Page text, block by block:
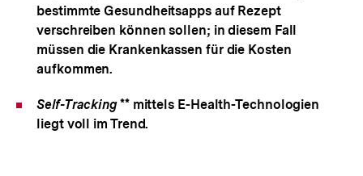
bestimmte Gesundheitsapps auf Rezept
verschreiben können sollen; in diesem Fall
müssen die Krankenkassen für die Kosten
aufkommen.
Self-Tracking** mittels E-Health-Technologien
liegt voll im Trend.